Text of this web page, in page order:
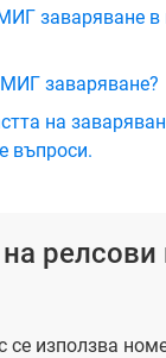
заваряване в
МИГ заваряване?
на
въпроси.
използва